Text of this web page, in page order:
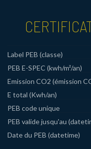
Label PEB (classe)
PEB E-SPEC (kwh/m²/an)
Emission CO2 (émission
E total (Kwh/an)
PEB code unique
PEB valide jusqu'au
Date du PEB (datetime)